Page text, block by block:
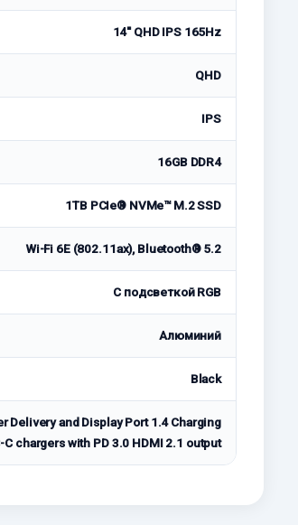
14'' QHD IPS 165Hz
QHD
IPS
16GB DDR4
1TB PCIe® NVMe™ M.2 SSD
Wi-Fi 6E (802.11ax), Bluetooth® 5.2
С подсветкой RGB
Алюминий
Black
Delivery and Display Port 1.4 Charging
chargers with PD 3.0 HDMI 2.1 output